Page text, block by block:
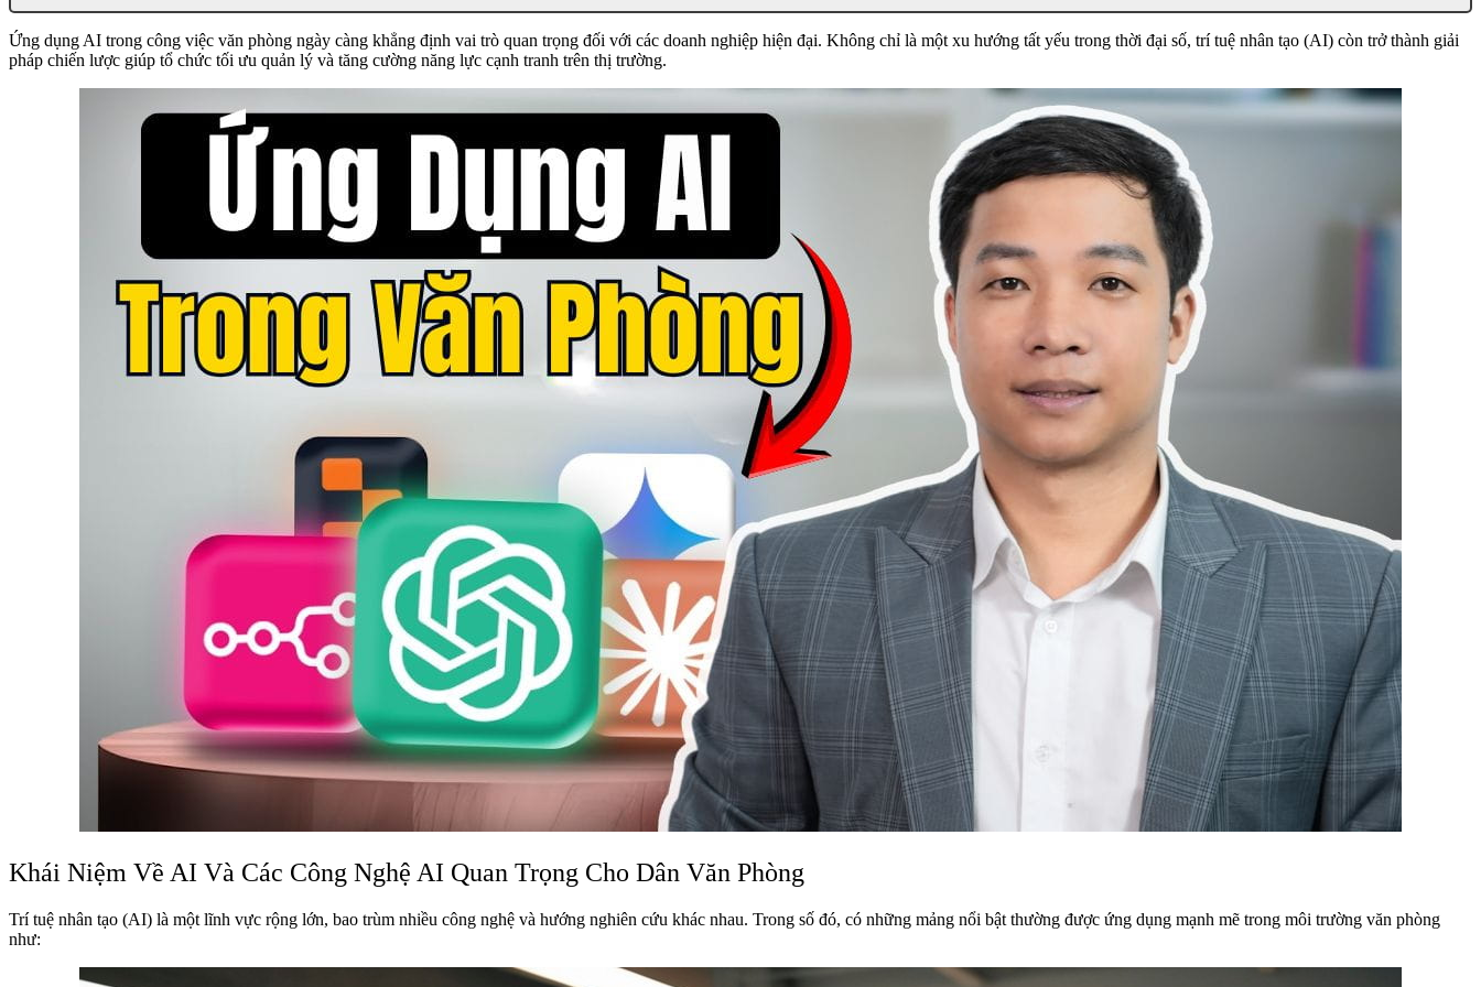
Ứng dụng AI trong công việc văn phòng ngày càng khẳng định vai trò quan trọng đối với các doanh nghiệp hiện đại. Không chỉ là một xu hướng tất yếu trong thời đại số, trí tuệ nhân tạo (AI) còn trở thành giải
pháp chiến lược giúp tổ chức tối ưu quản lý và tăng cường năng lực cạnh tranh trên thị trường.
Khái Niệm Về AI Và Các Công Nghệ AI Quan Trọng Cho Dân Văn Phòng
Trí tuệ nhân tạo (AI) là một lĩnh vực rộng lớn, bao trùm nhiều công nghệ và hướng nghiên cứu khác nhau. Trong số đó, có những mảng nổi bật thường được ứng dụng mạnh mẽ trong môi trường văn phòng
như: